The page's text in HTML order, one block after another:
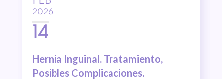
2026
14
Hernia Inguinal. Tratamiento,
Posibles Complicaciones.